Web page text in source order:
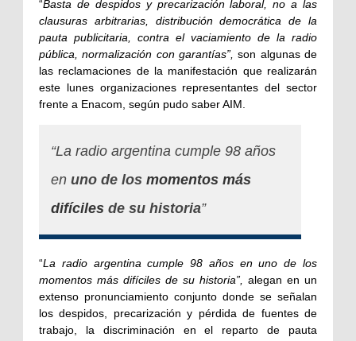
“Basta de despidos y precarización laboral, no a las
clausuras arbitrarias, distribución democrática de la
pauta publicitaria, contra el vaciamiento de la radio
pública, normalización con garantías”, son algunas de
las reclamaciones de la manifestación que realizarán
este lunes organizaciones representantes del sector
frente a Enacom, según pudo saber AIM.
“La radio argentina cumple 98 años
en uno de los momentos más
difíciles de su historia”
“La radio argentina cumple 98 años en uno de los
momentos más difíciles de su historia”, alegan en un
extenso pronunciamiento conjunto donde se señalan
los despidos, precarización y pérdida de fuentes de
trabajo, la discriminación en el reparto de pauta